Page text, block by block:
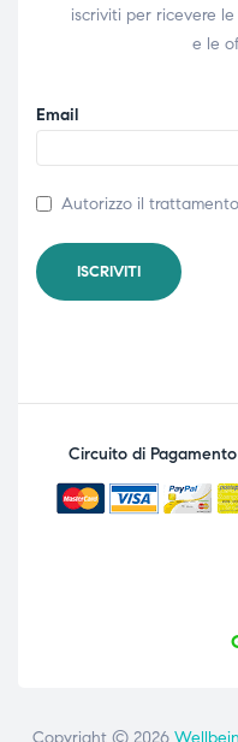
iscriviti per ricevere
e le
Email
Autorizzo il
Circuito di